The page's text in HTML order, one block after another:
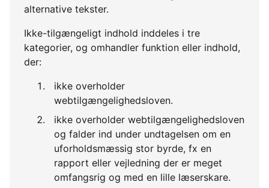
alternative tekster.
Ikke-tilgængeligt indhold inddeles i tre
kategorier, og omhandler funktion eller indhold,
der:
ikke overholder
webtilgængelighedsloven.
ikke overholder webtilgængelighedsloven
og falder ind under undtagelsen om en
uforholdsmæssig stor byrde, fx en
rapport eller vejledning der er meget
omfangsrig og med en lille læserskare.